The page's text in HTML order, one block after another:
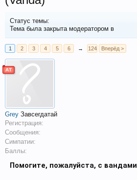
Статус темы:
Тема была закрыта модератором в
1 2 3 4 5 6 → 124 Вперёд >
АТ
Grey Завсегдатай
Регистрация:
Сообщения:
Симпатии:
Баллы:
Помогите, пожалуйста, с вандами